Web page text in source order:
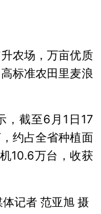
农场，万亩优质
标准农田里麦浪
，截至6月1日17
约占全省种植面
10.6万台，收获
记者 范亚旭 摄